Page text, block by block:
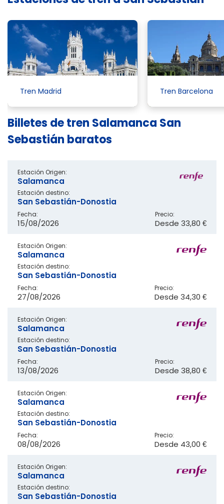
Tren Madrid Tren Barcelona
Billetes de tren Salamanca San
Sebastián baratos
Estación Origen:
Salamanca
Estación destino:
San Sebastián-Donostia
Fecha:
15/08/2026
Precio:
Desde 33,80 €
Estación Origen:
Salamanca
Estación destino:
San Sebastián-Donostia
Fecha:
27/08/2026
Precio:
Desde 34,30 €
Estación Origen:
Salamanca
Estación destino:
San Sebastián-Donostia
Fecha:
13/08/2026
Precio:
Desde 38,80 €
Estación Origen:
Salamanca
Estación destino:
San Sebastián-Donostia
Fecha:
08/08/2026
Precio:
Desde 43,00 €
Estación Origen:
Salamanca
Estación destino:
San Sebastián-Donostia